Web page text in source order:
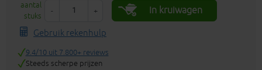
aantal
stuks
- +
In kruiwagen
Gebruik rekenhulp
9.4/10 uit 7.800+ reviews
Steeds scherpe prijzen